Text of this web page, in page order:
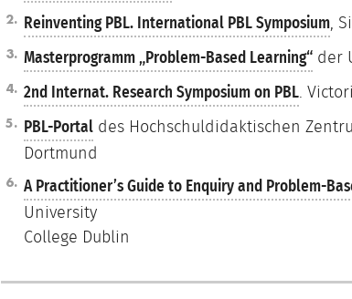
Reinventing PBL. International PBL Symposium,
Masterprogramm „Problem-Based Learning“ der
2nd Internat. Research Symposium on PBL.
PBL-Portal des Hochschuldidaktischen
Dortmund
A Practitioner’s Guide to Enquiry and Problem-
University
College Dublin